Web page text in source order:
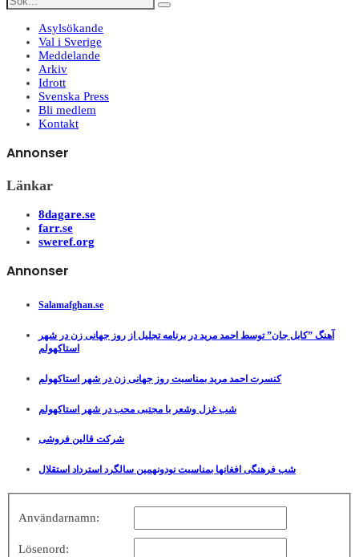
Asylsökande
Val i Sverige
Meddelande
Arkiv
Idrott
Svenska Press
Bli medlem
Kontakt
Annonser
Länkar
8dagare.se
farr.se
sweref.org
Annonser
Salamafghan.se
آهنگ ”کابل جان” توسط احمد مرید در برنامه تجلیل از روز جهانی زن در شهر
استاکهولم
کنسرت احمد مرید بمناسبت روز جهانی زن در شهر استاکهولم
شب غزل وشعر با مجتبی محب در شهر استاکهولم
شرکت قالین فروشی
شب فرهنگی افغانها بمناسبت نودونهمین سالگرد استرداد استقلال
Användarnamn:
Lösenord: